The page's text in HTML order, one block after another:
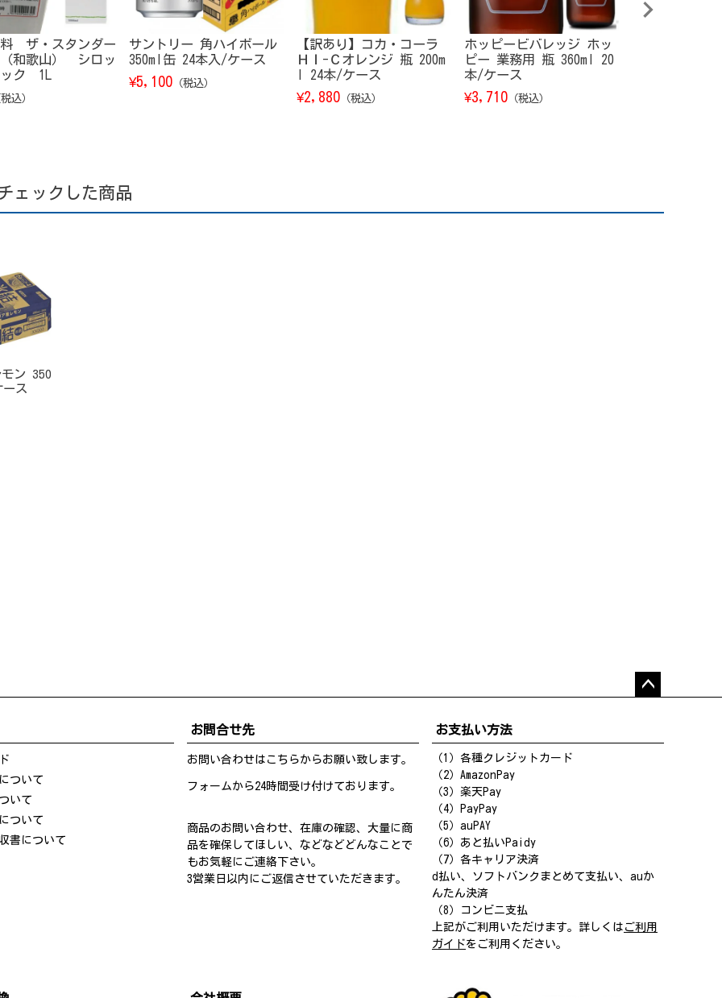
ザ・スタンダー
和歌山） シロッ
ク 1L
込）
サントリー 角ハイボール
350ml缶 24本入/ケース
¥5,100 （税込）
【訳あり】コカ・コーラ
ＨＩ-Ｃオレンジ 瓶 200m
l 24本/ケース
¥2,880 （税込）
ホッピービバレッジ ホッ
ピー 業務用 瓶 360ml 20
本/ケース
¥3,710 （税込）
ェックした商品
ン 350
ス
ップ
ついて
いて
ついて
書について
お問合せ先
お問い合わせは こちらからお願い致します。
フォームから24時間受け付けております。
商品のお問い合わせ、在庫の確認、大量に商
品を確保してほしい、などなどどんなことで
もお気軽にご連絡下さい。
3営業日以内にご返信させていただきます。
お支払い方法
（1）各種クレジットカード
（2）AmazonPay
（3）楽天Pay
（4）PayPay
（5）auPAY
（6）あと払いPaidy
（7）各キャリア決済
d払い、ソフトバンクまとめて支払い、auか
んたん決済
（8）コンビニ支払
上記がご利用いただけます。詳しくは ご利用
ガイドをご利用ください。